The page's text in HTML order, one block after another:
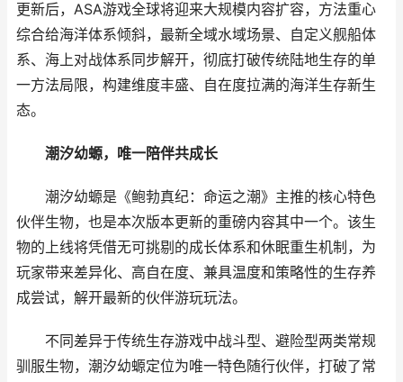
更新后，ASA游戏全球将迎来大规模内容扩容，方法重心
综合给海洋体系倾斜，最新全域水域场景、自定义舰船体
系、海上对战体系同步解开，彻底打破传统陆地生存的单
一方法局限，构建维度丰盛、自在度拉满的海洋生存新生
态。
潮汐幼螈，唯一陪伴共成长
潮汐幼螈是《鲍勃真纪：命运之潮》主推的核心特色
伙伴生物，也是本次版本更新的重磅内容其中一个。该生
物的上线将凭借无可挑剔的成长体系和休眠重生机制，为
玩家带来差异化、高自在度、兼具温度和策略性的生存养
成尝试，解开最新的伙伴游玩玩法。
不同差异于传统生存游戏中战斗型、避险型两类常规
驯服生物，潮汐幼螈定位为唯一特色随行伙伴，打破了常